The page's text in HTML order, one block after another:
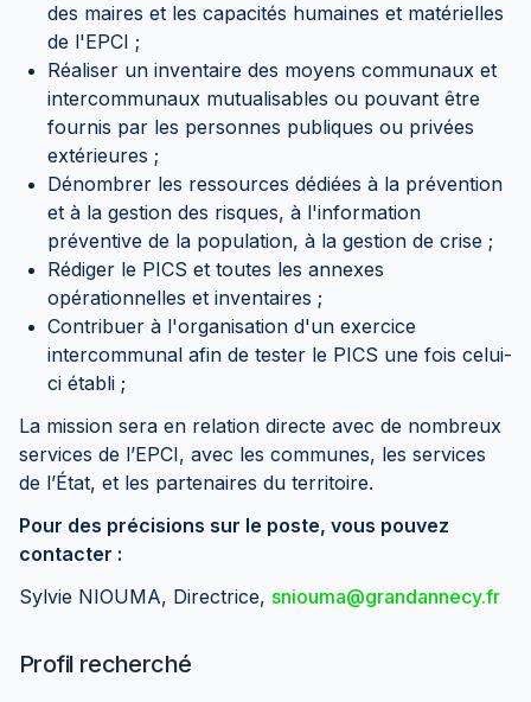
des maires et les capacités humaines et matérielles
de l'EPCI ;
Réaliser un inventaire des moyens communaux et
intercommunaux mutualisables ou pouvant être
fournis par les personnes publiques ou privées
extérieures ;
Dénombrer les ressources dédiées à la prévention
et à la gestion des risques, à l'information
préventive de la population, à la gestion de crise ;
Rédiger le PICS et toutes les annexes
opérationnelles et inventaires ;
Contribuer à l'organisation d'un exercice
intercommunal afin de tester le PICS une fois celui-
ci établi ;
La mission sera en relation directe avec de nombreux
services de l’EPCI, avec les communes, les services
de l’État, et les partenaires du territoire.
Pour des précisions sur le poste, vous pouvez
contacter :
Sylvie NIOUMA, Directrice, sniouma@grandannecy.fr
Profil recherché